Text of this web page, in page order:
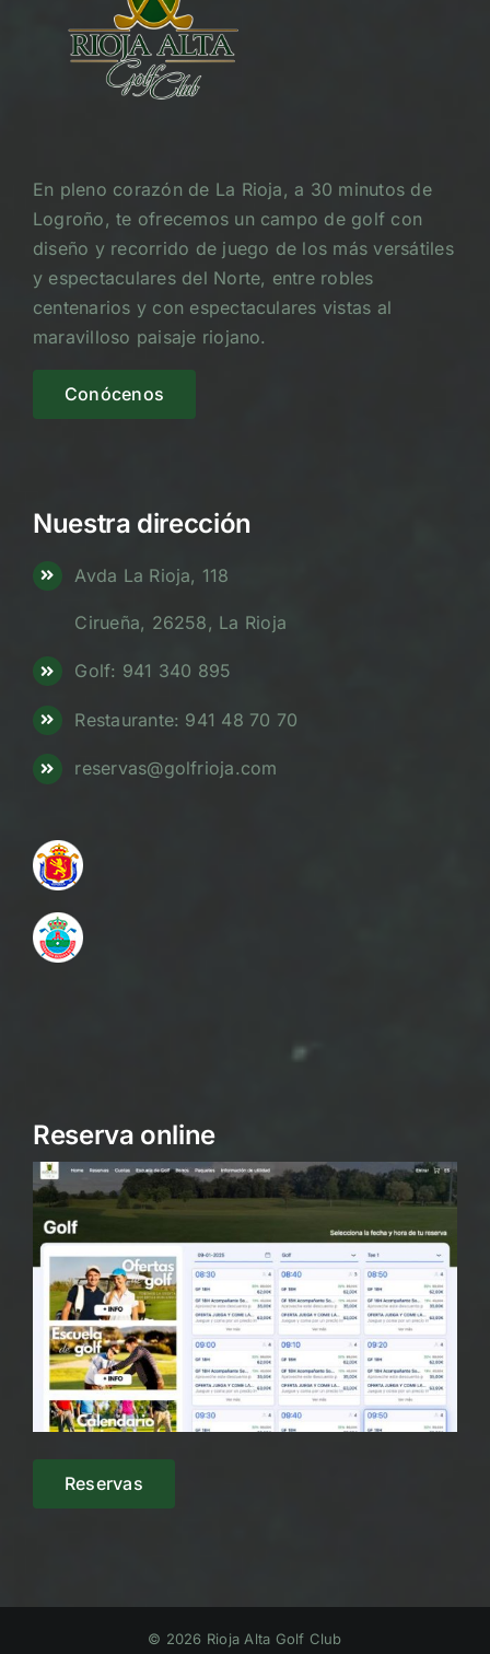
En pleno corazón de La Rioja, a 30 minutos de
Logroño, te ofrecemos un campo de golf con
diseño y recorrido de juego de los más versátiles
y espectaculares del Norte, entre robles
centenarios y con espectaculares vistas al
maravilloso paisaje riojano.
Conócenos
Nuestra dirección
Avda La Rioja, 118
Cirueña, 26258, La Rioja
Golf: 941 340 895
Restaurante: 941 48 70 70
reservas@golfrioja.com
Reserva online
Reservas
© 2026 Rioja Alta Golf Club